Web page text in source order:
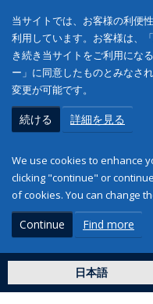
当サイトでは、お客様の利便
利用しています。お客様は、
き続き当サイトをご利用にな
ー」に同意したものとみなさ
変更が可能です。
続ける 詳細を見る
We use cookies to enhance
clicking "continue" or
of cookies. You can change
Continue Find more
日本語